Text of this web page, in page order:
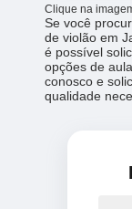
Clique na
Se você
de violão em
é possível
opções de
conosco e
qualidade